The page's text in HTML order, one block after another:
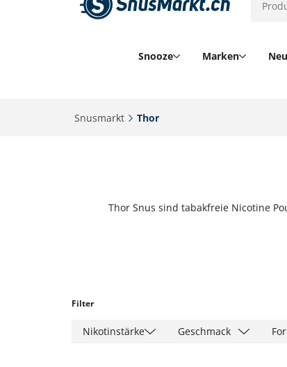
Snooze Marken
Snusmarkt‎ Thor‎
Thor Snus sind tabakfreie Nicotine
Filter
Nikotinstärke Geschmack